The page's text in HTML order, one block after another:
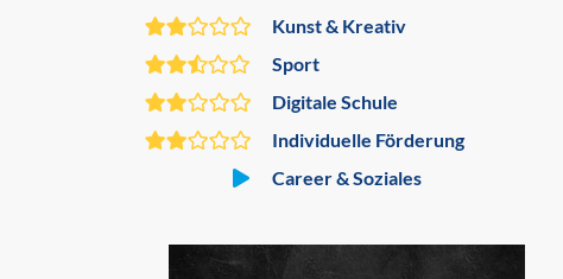
Kunst & Kreativ
Sport
Digitale Schule
Individuelle Förderung
Career & Soziales